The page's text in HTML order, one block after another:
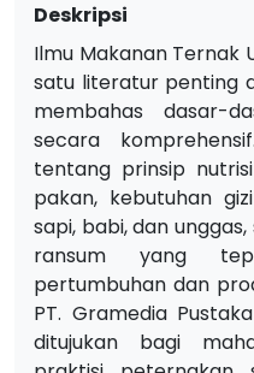
Deskripsi
Ilmu Makanan Ternak
satu literatur penting
membahas dasar-
secara
tentang prinsip
pakan, kebutuhan
sapi, babi, dan
ransum yang
pertumbuhan dan
PT. Gramedia
ditujukan bagi